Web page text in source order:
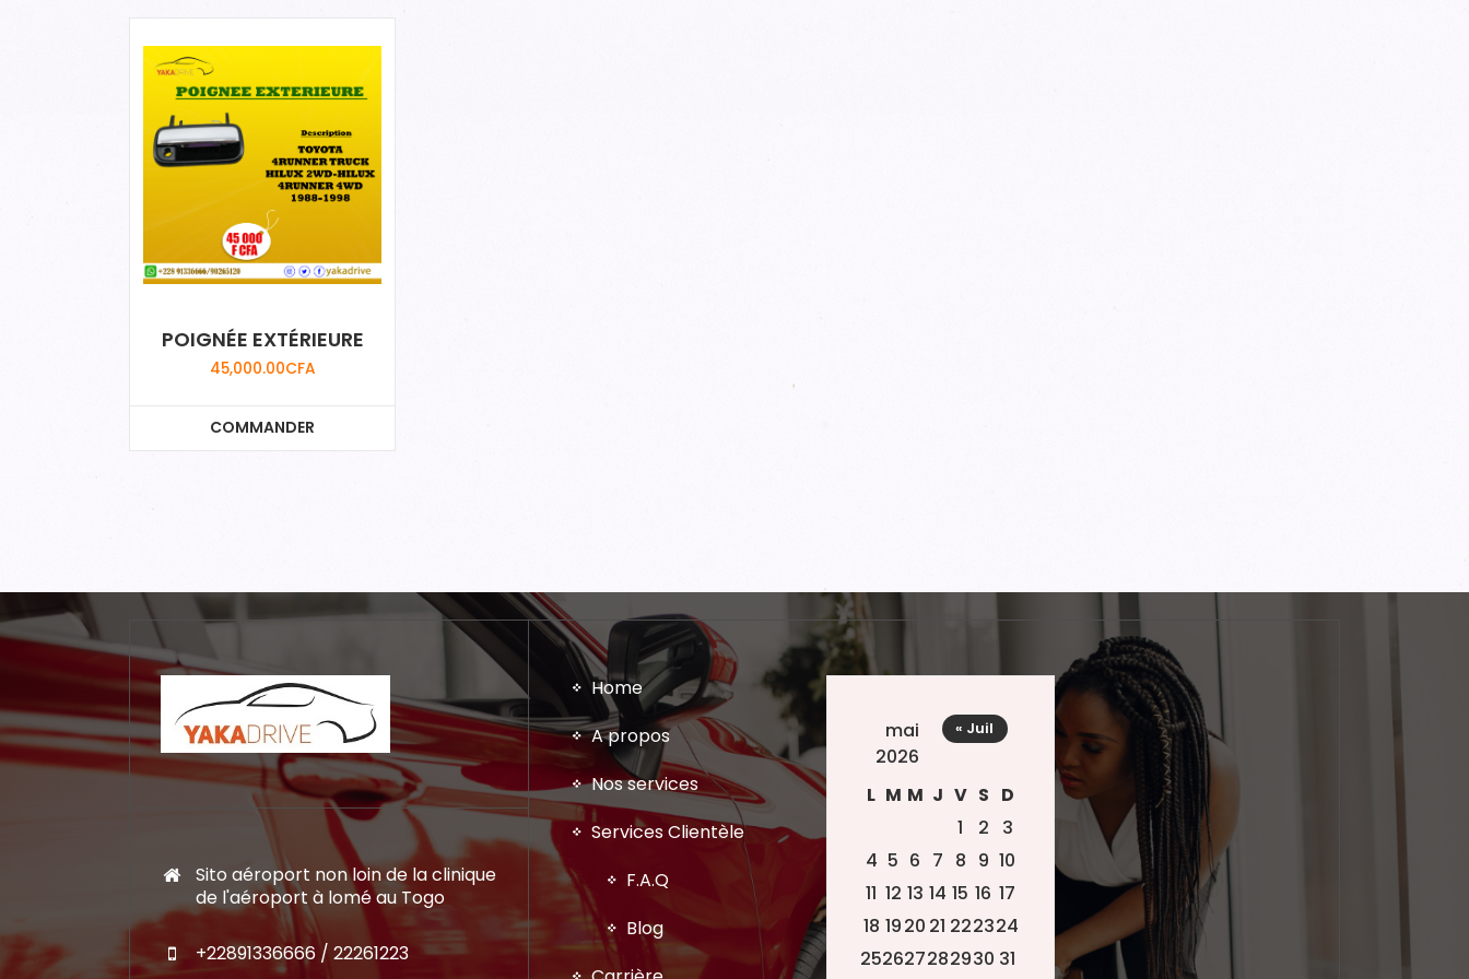
POIGNÉE EXTÉRIEURE
45,000.00CFA
COMMANDER
Sito aéroport non loin de la clinique
de l'aéroport à lomé au Togo
+22891336666 / 22261223
Home
A propos
Nos services
Services Clientèle
F.A.Q
Blog
mai
2026
L M M J V S D
1
2
3
4 5 6 7 8 9 10
11 12 13 14 15 16 17
18 1920 21 222324
252627282930 31
« Juil